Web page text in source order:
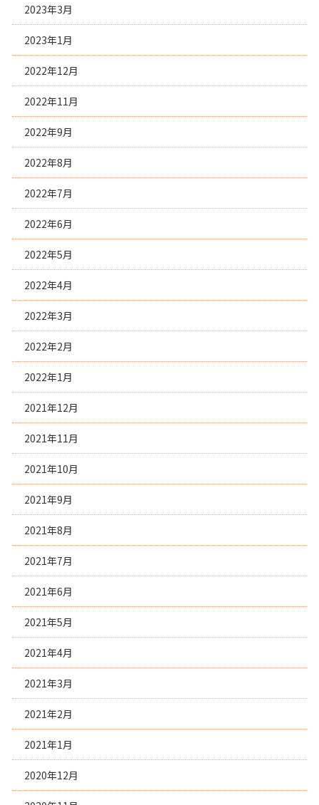
2023年3月
2023年1月
2022年12月
2022年11月
2022年9月
2022年8月
2022年7月
2022年6月
2022年5月
2022年4月
2022年3月
2022年2月
2022年1月
2021年12月
2021年11月
2021年10月
2021年9月
2021年8月
2021年7月
2021年6月
2021年5月
2021年4月
2021年3月
2021年2月
2021年1月
2020年12月